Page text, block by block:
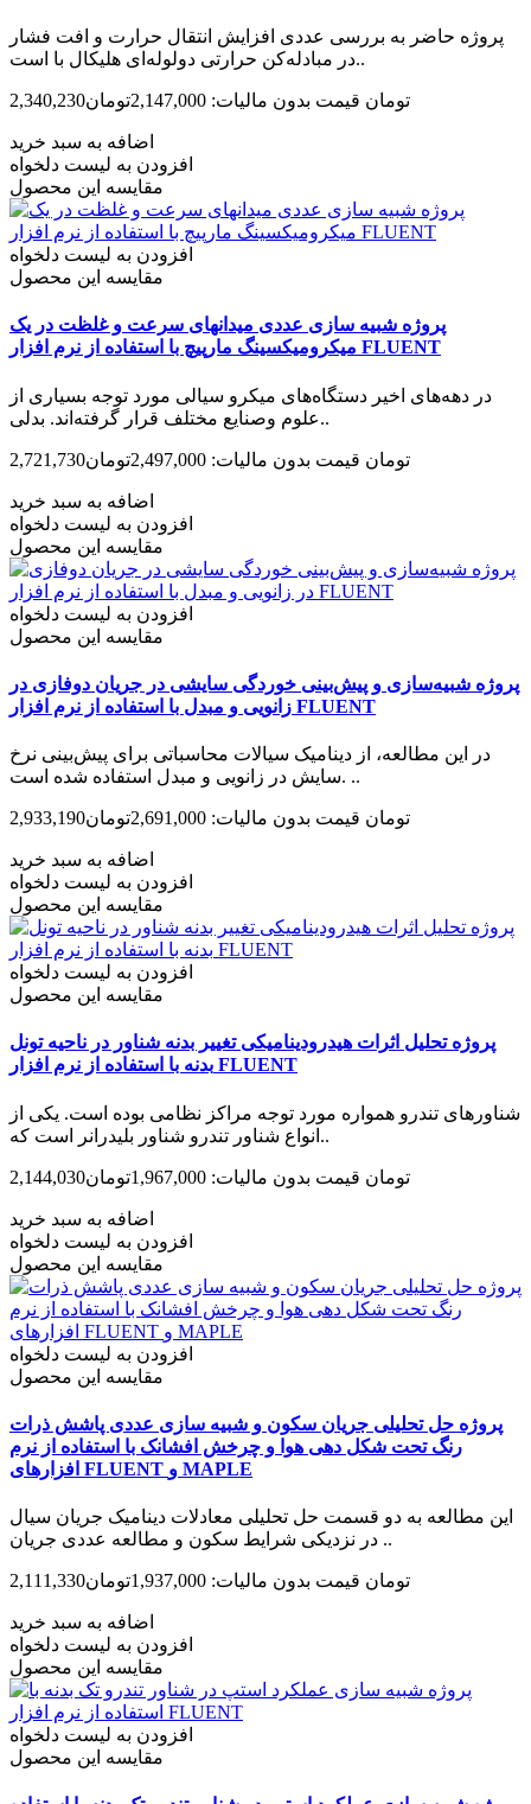
پروژه حاضر به بررسی عددی افزایش انتقال حرارت و افت فشار
در مبادله‌کن حرارتی دولوله‌ای هلیکال با است..
2,340,230تومان قیمت بدون مالیات: 2,147,000تومان
اضافه به سبد خرید
افزودن به لیست دلخواه
مقایسه این محصول
افزودن به لیست دلخواه
مقایسه این محصول
پروژه شبیه سازی عددی میدانهای سرعت و غلظت در یک
میکرومیکسینگ مارپیچ با استفاده از نرم افزار FLUENT
در دهه‌­های اخیر دستگاه‌­های میکرو سیالی مورد توجه بسیاری از
علوم وصنایع مختلف قرار گرفته‌­اند. بدلی..
2,721,730تومان قیمت بدون مالیات: 2,497,000تومان
اضافه به سبد خرید
افزودن به لیست دلخواه
مقایسه این محصول
افزودن به لیست دلخواه
مقایسه این محصول
پروژه شبیه­‌سازی و پیش­‌بینی خوردگی سایشی در جریان دوفازی در
زانویی و مبدل با استفاده از نرم افزار FLUENT
در این مطالعه، از دینامیک سیالات محاسباتی برای پیش­‌بینی نرخ
سایش در زانویی و مبدل استفاده شده است. ..
2,933,190تومان قیمت بدون مالیات: 2,691,000تومان
اضافه به سبد خرید
افزودن به لیست دلخواه
مقایسه این محصول
افزودن به لیست دلخواه
مقایسه این محصول
پروژه تحلیل اثرات هیدرودینامیکی تغییر بدنه شناور در ناحیه تونل
بدنه با استفاده از نرم افزار FLUENT
شناورهای تندرو همواره مورد توجه مراکز نظامی بوده است. یکی از
انواع شناور تندرو شناور بلیدرانر است که..
2,144,030تومان قیمت بدون مالیات: 1,967,000تومان
اضافه به سبد خرید
افزودن به لیست دلخواه
مقایسه این محصول
افزودن به لیست دلخواه
مقایسه این محصول
پروژه حل تحلیلی جریان سکون و شبیه سازی عددی پاشش ذرات
رنگ تحت شکل دهی هوا و چرخش افشانک با استفاده از نرم
افزارهای FLUENT و MAPLE
این مطالعه به دو قسمت حل تحلیلی معادلات دینامیک جریان سیال
در نزدیکی شرایط سکون و مطالعه عددی جریان ..
2,111,330تومان قیمت بدون مالیات: 1,937,000تومان
اضافه به سبد خرید
افزودن به لیست دلخواه
مقایسه این محصول
افزودن به لیست دلخواه
مقایسه این محصول